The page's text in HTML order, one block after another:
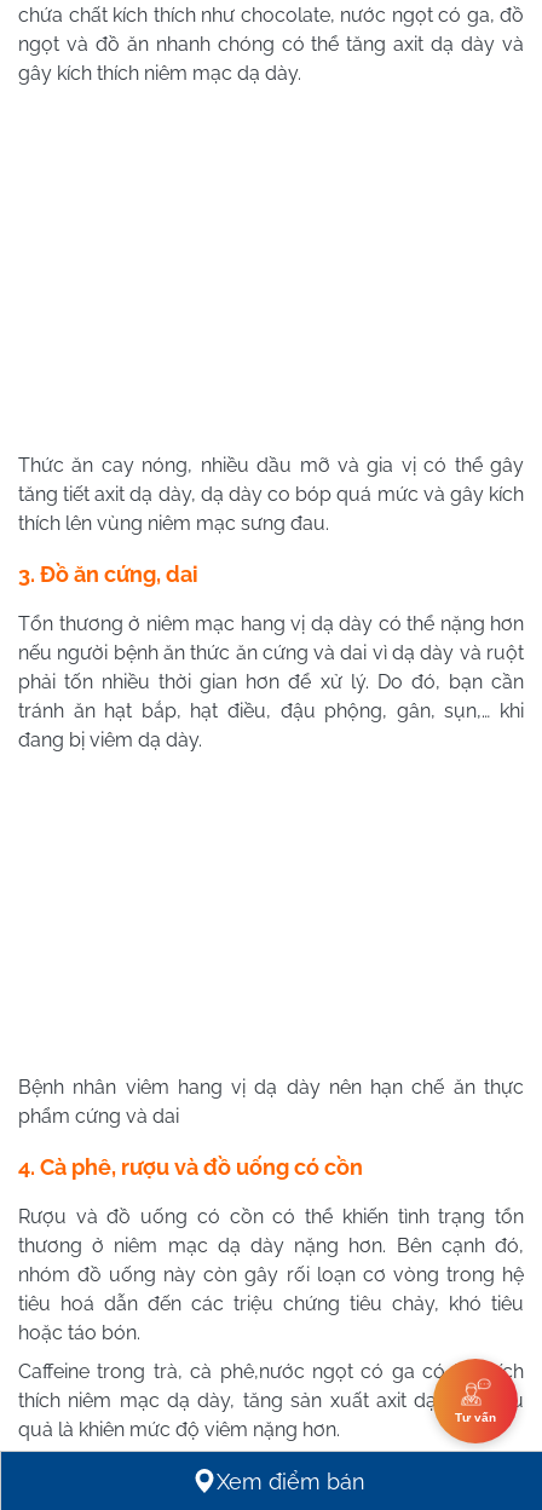
chứa chất kích thích như chocolate, nước ngọt có ga, đồ
ngọt và đồ ăn nhanh chóng có thể tăng axit dạ dày và
gây kích thích niêm mạc dạ dày.
Thức ăn cay nóng, nhiều dầu mỡ và gia vị có thể gây
tăng tiết axit dạ dày, dạ dày co bóp quá mức và gây kích
thích lên vùng niêm mạc sưng đau.
3. Đồ ăn cứng, dai
Tổn thương ở niêm mạc hang vị dạ dày có thể nặng hơn
nếu người bệnh ăn thức ăn cứng và dai vì dạ dày và ruột
phải tốn nhiều thời gian hơn để xử lý. Do đó, bạn cần
tránh ăn hạt bắp, hạt điều, đậu phộng, gân, sụn,… khi
đang bị viêm dạ dày.
Bệnh nhân viêm hang vị dạ dày nên hạn chế ăn thực
phẩm cứng và dai
4. Cà phê, rượu và đồ uống có cồn
Rượu và đồ uống có cồn có thể khiến tình trạng tổn
thương ở niêm mạc dạ dày nặng hơn. Bên cạnh đó,
nhóm đồ uống này còn gây rối loạn cơ vòng trong hệ
tiêu hoá dẫn đến các triệu chứng tiêu chảy, khó tiêu
hoặc táo bón.
Caffeine trong trà, cà phê,nước ngọt có ga có thể kích
thích niêm mạc dạ dày, tăng sản xuất axit dạ dày, hậu
quả là khiên mức độ viêm nặng hơn.
Tư vấn
Xem điểm bán